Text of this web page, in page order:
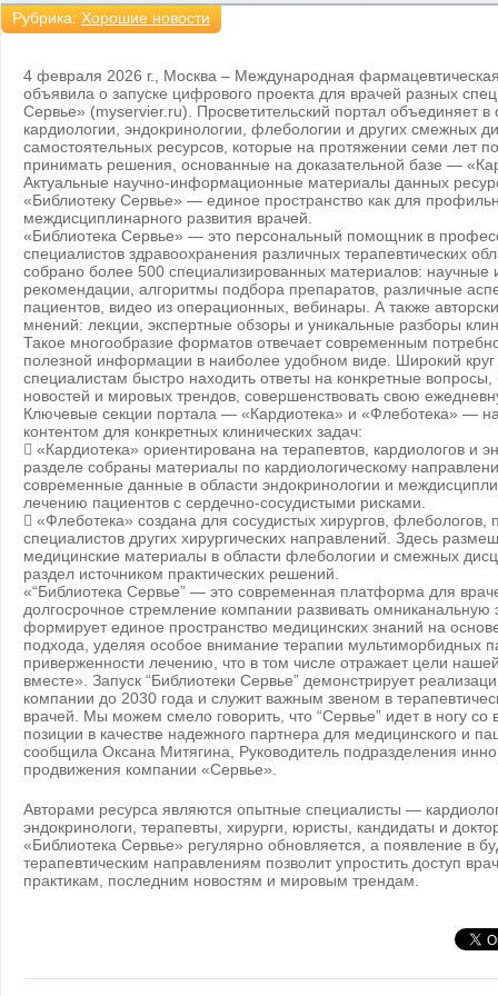
Рубрика: Хорошие новости
4 февраля 2026 г., Москва – Международная
объявила о запуске цифрового проекта для врачей разных
Сервье» (myservier.ru). Просветительский портал объединяет в
кардиологии, эндокринологии, флебологии и других смежных
самостоятельных ресурсов, которые на протяжении семи лет
принимать решения, основанные на доказательной базе —
Актуальные научно-информационные материалы данных
«Библиотеку Сервье» — единое пространство как для
междисциплинарного развития врачей.
«Библиотека Сервье» — это персональный помощник в
специалистов здравоохранения различных терапевтических
собрано более 500 специализированных материалов: научные
рекомендации, алгоритмы подбора препаратов, различные
пациентов, видео из операционных, вебинары. А также
мнений: лекции, экспертные обзоры и уникальные разборы
Такое многообразие форматов отвечает современным
полезной информации в наиболее удобном виде. Широкий круг
специалистам быстро находить ответы на конкретные вопросы,
новостей и мировых трендов, совершенствовать свою
Ключевые секции портала — «Кардиотека» и «Флеботека» —
контентом для конкретных клинических задач:
 «Кардиотека» ориентирована на терапевтов, кардиологов и
разделе собраны материалы по кардиологическому
современные данные в области эндокринологии и
лечению пациентов с сердечно-сосудистыми рисками.
 «Флеботека» создана для сосудистых хирургов, флебологов,
специалистов других хирургических направлений. Здесь
медицинские материалы в области флебологии и смежных
раздел источником практических решений.
«“Библиотека Сервье” — это современная платформа для
долгосрочное стремление компании развивать омниканальную
формирует единое пространство медицинских знаний на
подхода, уделяя особое внимание терапии мультиморбидных
приверженности лечению, что в том числе отражает цели
вместе». Запуск “Библиотеки Сервье” демонстрирует
компании до 2030 года и служит важным звеном в
врачей. Мы можем смело говорить, что “Сервье” идет в ногу со
позиции в качестве надежного партнера для медицинского и
сообщила Оксана Митягина, Руководитель подразделения
продвижения компании «Сервье».
Авторами ресурса являются опытные специалисты —
эндокринологи, терапевты, хирурги, юристы, кандидаты и
«Библиотека Сервье» регулярно обновляется, а появление в
терапевтическим направлениям позволит упростить доступ
практикам, последним новостям и мировым трендам.